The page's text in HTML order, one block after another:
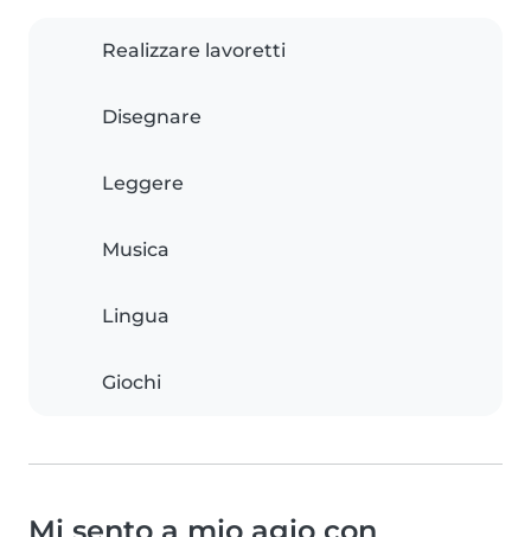
Realizzare lavoretti
Disegnare
Leggere
Musica
Lingua
Giochi